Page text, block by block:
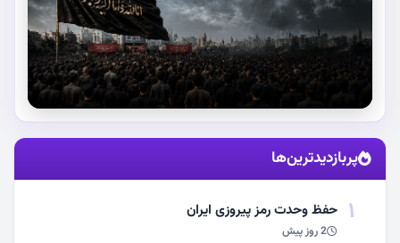
استقبال از آقای شهید ایران
مشاهده اخبار
پربازدیدترین‌ها
1 حفظ وحدت رمز پیروزی ایران
2 روز پیش